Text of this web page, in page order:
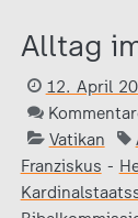
Alltag
12. April
Vatikan
Franziskus -